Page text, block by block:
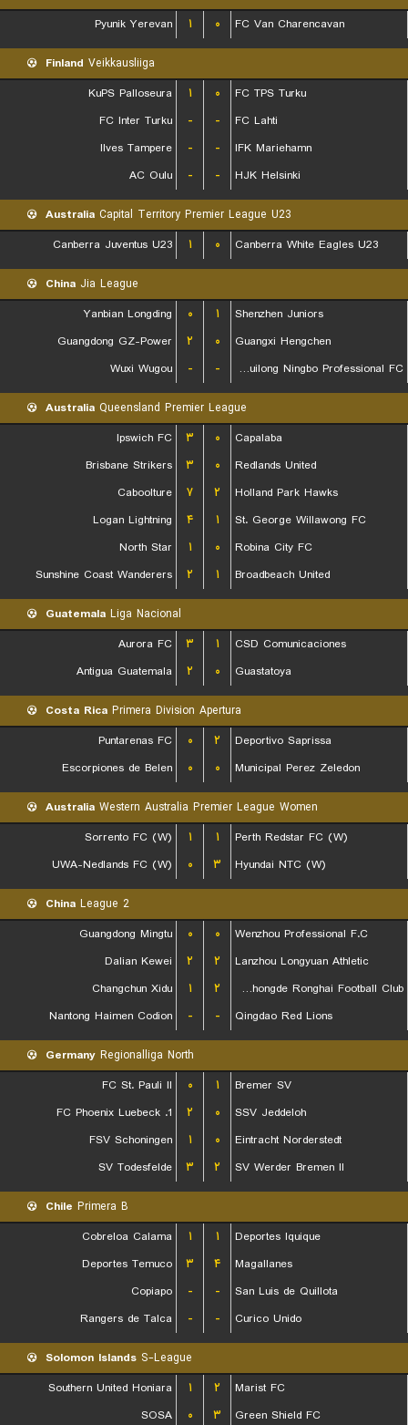
Pyunik Yerevan
۱ ۰ FC Van Charencavan
Finland Veikkausliiga
KuPS Palloseura
۱ ۰
FC TPS Turku
FC Inter Turku
- -
FC Lahti
Ilves Tampere
- -
IFK Mariehamn
AC Oulu
- - HJK Helsinki
Australia Capital Territory Premier League U23
Canberra Juventus U23
۱ ۰ Canberra White Eagles U23
China Jia League
Yanbian Longding
۰ ۱
Shenzhen Juniors
Guangdong GZ-Power
۲ ۰
Guangxi Hengchen
Wuxi Wugou
- - Shanghai Jiading Huilong Ningbo Professional FC
Australia Queensland Premier League
Ipswich FC
۳ ۰
Capalaba
Brisbane Strikers
۳ ۰
Redlands United
Caboolture
۷ ۲
Holland Park Hawks
Logan Lightning
۴ ۱
St. George Willawong FC
North Star
۱ ۰
Robina City FC
Sunshine Coast Wanderers
۲ ۱ Broadbeach United
Guatemala Liga Nacional
Aurora FC
۳ ۱
CSD Comunicaciones
Antigua Guatemala
۲ ۰ Guastatoya
Costa Rica Primera Division Apertura
Puntarenas FC
۰ ۲
Deportivo Saprissa
Escorpiones de Belen
۰ ۰ Municipal Perez Zeledon
Australia Western Australia Premier League Women
Sorrento FC (W)
۱ ۱
Perth Redstar FC (W)
UWA-Nedlands FC (W)
۰ ۳ Hyundai NTC (W)
China League 2
Guangdong Mingtu
۰ ۰
Wenzhou Professional F.C
Dalian Kewei
۲ ۲
Lanzhou Longyuan Athletic
Changchun Xidu
۱ ۲
Shanxi Chongde Ronghai Football Club
Nantong Haimen Codion
- - Qingdao Red Lions
Germany Regionalliga North
FC St. Pauli II
۰ ۱
Bremer SV
1. FC Phoenix Luebeck
۲ ۰
SSV Jeddeloh
FSV Schoningen
۱ ۰
Eintracht Norderstedt
SV Todesfelde
۳ ۲ SV Werder Bremen II
Chile Primera B
Cobreloa Calama
۱ ۱
Deportes Iquique
Deportes Temuco
۳ ۴
Magallanes
Copiapo
- -
San Luis de Quillota
Rangers de Talca
- - Curico Unido
Solomon Islands S-League
Southern United Honiara
۱ ۲
Marist FC
SOSA
۰ ۳ Green Shield FC